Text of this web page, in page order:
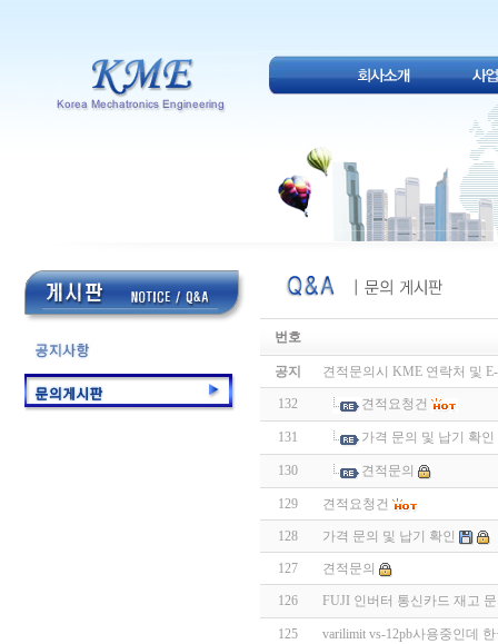
번호
공지 견적문의시 KME 연락처 및
132 견적요청건
131 가격 문의 및 납기 확인
130 견적문의
129 견적요청건
128 가격 문의 및 납기 확인
127 견적문의
126 FUJI 인버터 통신카드 재고
125 varilimit vs-12pb사용중인데